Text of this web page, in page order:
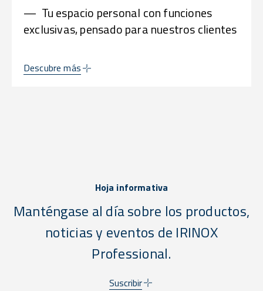
— Tu espacio personal con funciones
exclusivas, pensado para nuestros clientes
Descubre más
Hoja informativa
Manténgase al día sobre los productos,
noticias y eventos de IRINOX
Professional.
Suscribir